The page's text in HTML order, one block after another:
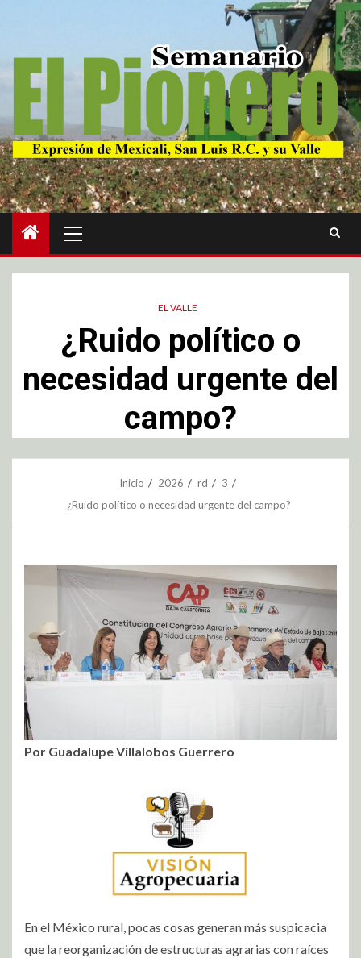
EL VALLE
¿Ruido político o
necesidad urgente del
campo?
Inicio 2026 rd
3
¿Ruido político o necesidad urgente del campo?
Por Guadalupe Villalobos Guerrero
En el México rural, pocas cosas generan más suspicacia
que la reorganización de estructuras agrarias con raíces